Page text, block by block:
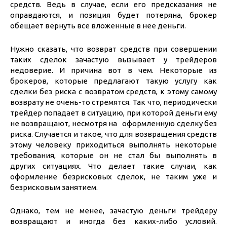
средств. Ведь в случае, если его предсказания не
оправдаются, и позиция будет потеряна, брокер
обещает вернуть все вложенные в нее деньги.
Нужно сказать, что возврат средств при совершении
таких сделок зачастую вызывает у трейдеров
недоверие. И причина вот в чем. Некоторые из
брокеров, которые предлагают такую услугу как
сделки без риска с возвратом средств, к этому самому
возврату не очень-то стремятся. Так что, периодически
трейдер попадает в ситуацию, при которой деньги ему
не возвращают, несмотря на оформленную сделку без
риска. Случается и такое, что для возвращения средств
этому человеку приходиться выполнять некоторые
требования, которые он не стал бы выполнять в
других ситуациях. Что делает такие случаи, как
оформление безрисковых сделок, не таким уже и
безрисковым занятием.
Однако, тем не менее, зачастую деньги трейдеру
возвращают и иногда без каких-либо условий.